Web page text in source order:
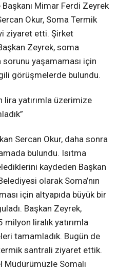
Mimar Ferdi Zeyrek
Okur, Soma Termik
ziyaret etti. Şirket
Zeyrek, soma
sorunu yaşamaması için
görüşmelerde bulundu.
lira yatırımla üzerimize
Sercan Okur, daha sonra
bulundu. Isıtma
kaydeden Başkan
olarak Soma’nın
için altyapıda büyük bir
Başkan Zeyrek,
milyon liralık yatırımla
tamamladık. Bugün de
santrali ziyaret ettik.
Müdürümüzle Somalı